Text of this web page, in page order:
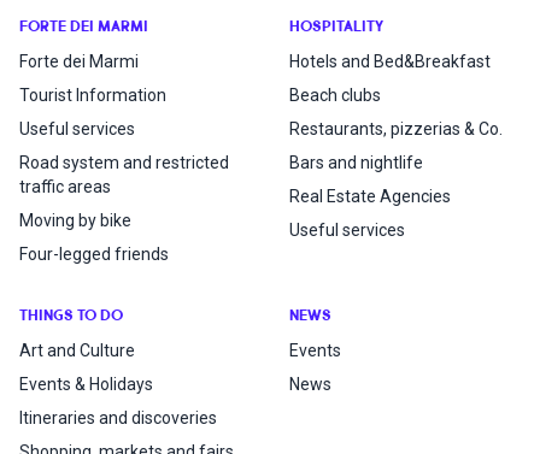
FORTE DEI MARMI
Forte dei Marmi
Tourist Information
Useful services
Road system and restricted
traffic areas
Moving by bike
Four-legged friends
HOSPITALITY
Hotels and Bed&Breakfast
Beach clubs
Restaurants, pizzerias & Co.
Bars and nightlife
Real Estate Agencies
Useful services
THINGS TO DO
Art and Culture
Events & Holidays
Itineraries and discoveries
NEWS
Events
News